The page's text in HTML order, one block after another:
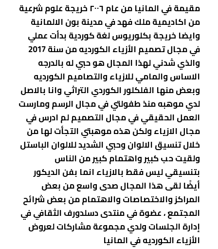
مقيمة في المانيا من عام ٢٠٠٦ خريجة علوم شرعية
من اكاديمية ملك فهد في مدينة بون الالمانية
وايضا خريجة بكلوريوس لغة كوردية بدأت عملي
في مجال تصميم الأزياء الكورديه من سنة 2017
والذي شدني لهذا المجال هو حبي له بالدرجه
الاساس والمامي للازياء والتصاميم الكورديه
وبعض منها الفلكلور الكوردي التراثي وانا بالاصل
لدي موهبه منذ طفولتي في مجال الرسم ومارست
العمل الحقيقي في مجال التصميم لم ادرس في
مجال الازياء ولكن هذه موهبتي التجأت لها من
خلال تنسيق الالوان وحبي الشديد للالوان الباستل
ولقيت حب كبير واهتمام كبير من الناس
بتنسيقي ليس فقط بالازياء انما بفن الديكور
أيضًا لقى هذا المجال صدى واسع من بعض
المراكز والاختصاصات والاهتمام من بعض شرائح
المجتمع ، عضوة في منتدى دسلدورف الثقافي في
إدارة الجلسات ولدي مجموعة مشاركات لعروض
الأزياء الكورديه في المانيا